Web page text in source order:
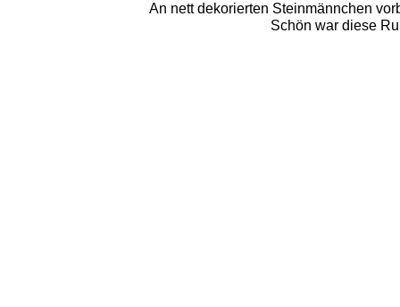
An nett dekorierten Steinmännchen
Schön war diese